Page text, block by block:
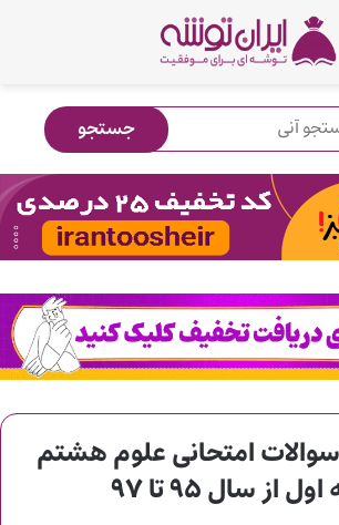
سوالات امتحانی علوم هشتم
سال ۹۵ تا ۹۷